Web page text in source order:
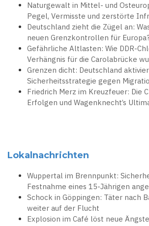
Naturgewalt in Mittel- und
Pegel, Vermisste und zerstörte
Deutschland zieht die Zügel an:
neuen Grenzkontrollen für
Gefährliche Altlasten: Wie DDR-
Verhängnis für die Carolabrücke
Grenzen dicht: Deutschland
Sicherheitsstrategie gegen
Friedrich Merz im Kreuzfeuer: Die
Erfolgen und Wagenknecht’s
Lokalnachrichten
Wuppertal im Brennpunkt:
Festnahme eines 15-Jährigen
Schock in Göppingen: Täter nach
weiter auf der Flucht
Explosion im Café löst neue